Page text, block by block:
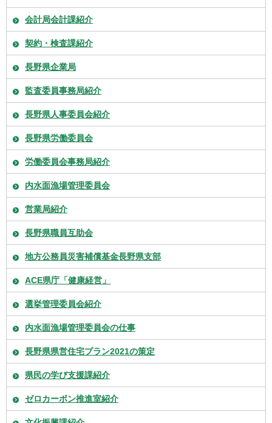
会計局会計課紹介
契約・検査課紹介
長野県企業局
監査委員事務局紹介
長野県人事委員会紹介
長野県労働委員会
労働委員会事務局紹介
内水面漁場管理委員会
営業局紹介
長野県職員互助会
地方公務員災害補償基金長野県支部
ACE県庁「健康経営」
選挙管理委員会紹介
内水面漁場管理委員会の仕事
長野県県営住宅プラン2021の策定
県民の学び支援課紹介
ゼロカーボン推進室紹介